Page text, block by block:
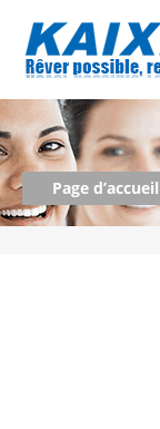
Page d’accueil